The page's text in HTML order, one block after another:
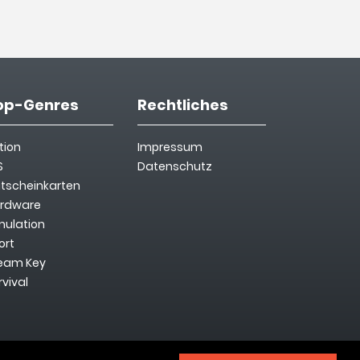
Genres
Key
Rechtliches
Impressum
Datenschutz